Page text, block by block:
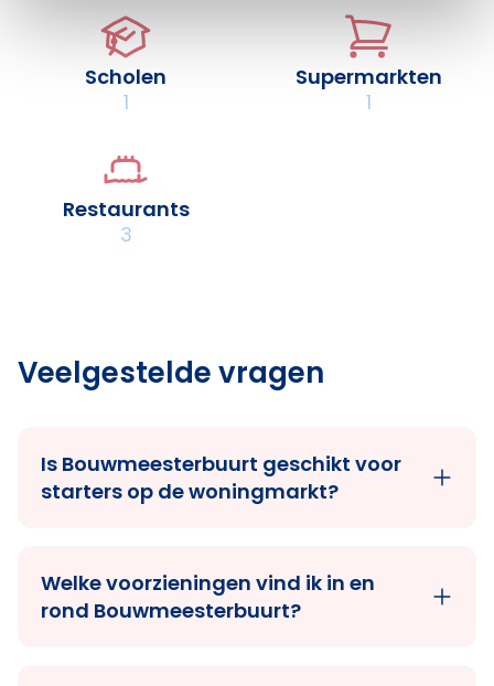
Scholen
1
Supermarkten
1
Restaurants
3
Veelgestelde vragen
Is Bouwmeesterbuurt geschikt voor
starters op de woningmarkt?
Welke voorzieningen vind ik in en
rond Bouwmeesterbuurt?